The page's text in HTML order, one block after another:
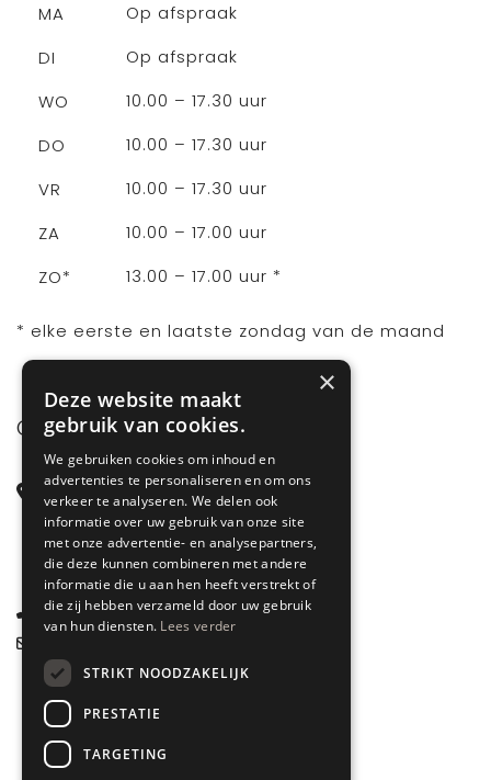
MA
Op afspraak
DI
Op afspraak
WO
10.00 – 17.30 uur
DO
10.00 – 17.30 uur
VR
10.00 – 17.30 uur
ZA
10.00 – 17.00 uur
ZO*
13.00 – 17.00 uur *
* elke eerste en laatste zondag van de maand
CONTACT
Steenstraat 71
6828 CD Arnhem
Gelderland
085 877 0704
×
Deze website maakt
gebruik van cookies.
We gebruiken cookies om inhoud en
advertenties te personaliseren en om ons
verkeer te analyseren. We delen ook
informatie over uw gebruik van onze site
met onze advertentie- en analysepartners,
die deze kunnen combineren met andere
informatie die u aan hen heeft verstrekt of
die zij hebben verzameld door uw gebruik
van hun diensten. Lees verder
STRIKT NOODZAKELIJK
PRESTATIE
TARGETING